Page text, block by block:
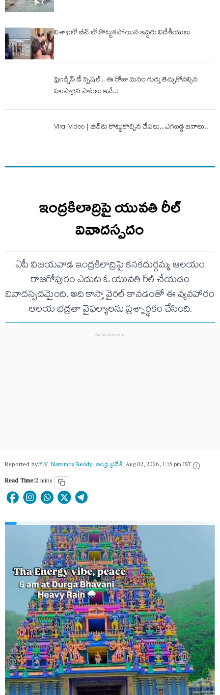
విశాఖలో బీచ్ లో కొట్టుకపోయిన ఇద్దరు విదేశీయులు
ఫ్రెండ్షిప్ డే స్పెష‌ల్.. ఈ రోజు మ‌నం గుర్తు తెచ్చుకోవ‌ల్సిన
హుషారైన పాట‌లు ఇవే..!
Viral Video | బీచ్‌కు కొట్టుకొచ్చిన చేప‌లు.. ఎగ‌బ‌డ్డ జ‌నాలు..
ఇంద్రకిలాద్రిపై యువతి రీల్
వివాదస్పదం
ఏపీ విజయవాడ ఇంద్రకిలాద్రిపై కనకదుర్గమ్మ ఆలయం
రాజగోపురం ఎదుట ఓ యువతి రీల్ చేయడం
వివాదస్పదమైంది. అది కాస్తా వైరల్ కావడంతో ఈ వ్యవహారం
ఆలయ భద్రతా వైఫల్యాలను ప్రశ్నార్థకం చేసింది.
Reported by:Y.V. Narsimha Reddy|ఆంధ్ర ప్రదేశ్|Aug 02, 2026, 1:15 pm IST
Read Time:2 mins